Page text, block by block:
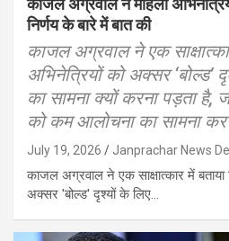
काजल अग्रवाल ने महिला
निर्णय के बारे में बात की
काजल अग्रवाल ने एक
अभिनेत्रियों को अक्सर ‘बोल्ड’
का सामना क्यों करना पड़ता
को कम आलोचना का सामना
July 19, 2026 Janprachar News
काजल अग्रवाल ने एक साक्षात्कार में बताया
अक्सर 'बोल्ड' दृश्यों के लिए…